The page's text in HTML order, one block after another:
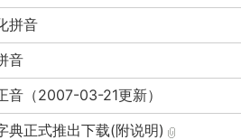
拼音
音
音（2007-03-21更新）
典正式推出下载(附说明)